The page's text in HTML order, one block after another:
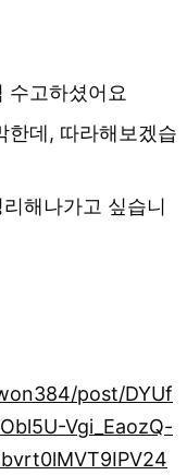
수고하셨어요
한데, 따라해보겠습
해나가고 싶습니
post/DYUf
Vgi_EaozQ-